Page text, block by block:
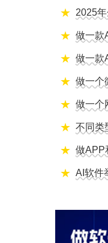
2025
做一款
做一款
做一个
做一个
不同类
做APP
AI软件